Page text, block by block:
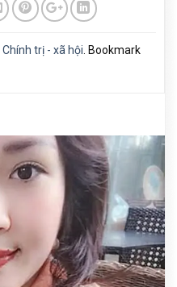
Chính trị - xã hội. Bookmark